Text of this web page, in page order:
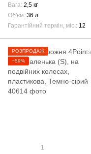
Вага 2,5 кг
Об'єм 36 л
Гарантійний термін, міс.
12
РОЗПРОДАЖ
−59%
1